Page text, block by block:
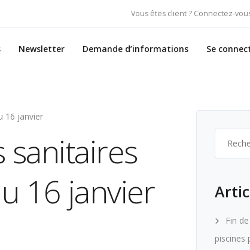
Vous êtes client ? Connectez-
Newsletter Demande d’informations Se
16 janvier
sanitaires
16 janvier
Fin
piscines